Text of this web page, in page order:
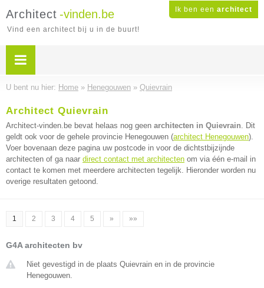
Ik ben een architect
Architect -vinden.be
Vind een architect bij u in de buurt!
U bent nu hier: Home » Henegouwen » Quievrain
Architect Quievrain
Architect-vinden.be bevat helaas nog geen architecten in Quievrain. Dit
geldt ook voor de gehele provincie Henegouwen (architect Henegouwen).
Voer bovenaan deze pagina uw postcode in voor de dichtstbijzijnde
architecten of ga naar direct contact met architecten om via één e-mail in
contact te komen met meerdere architecten tegelijk. Hieronder worden nu
overige resultaten getoond.
1 2 3 4 5 » »»
G4A architecten bv
Niet gevestigd in de plaats Quievrain en in de provincie
Henegouwen.